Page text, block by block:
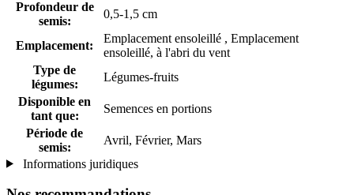
Profondeur de
semis:
0,5-1,5 cm
Emplacement:
Emplacement ensoleillé , Emplacement
ensoleillé, à l'abri du vent
Type de
légumes:
Légumes-fruits
Disponible en
tant que:
Semences en portions
Période de
semis:
Avril, Février, Mars
Informations juridiques